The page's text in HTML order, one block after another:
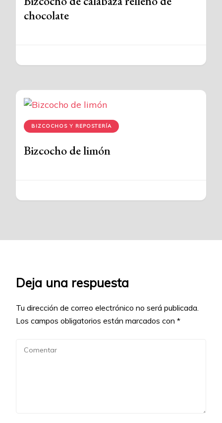
chocolate
BIZCOCHOS Y REPOSTERÍA
Bizcocho de limón
Deja una respuesta
Tu dirección de correo electrónico no será publicada.
Los campos obligatorios están marcados con *